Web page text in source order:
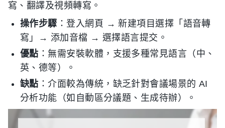
寫、翻譯及視頻轉寫。
操作步驟 ：登入網頁 → 新建項目選擇「語音轉
寫」→ 添加音檔 → 選擇語言提交。
優點 ：無需安裝軟體，支援多種常見語言（中、
英、德等）。
缺點 ：介面較為傳統，缺乏針對會議場景的 AI
分析功能（如自動區分議題、生成待辦）。